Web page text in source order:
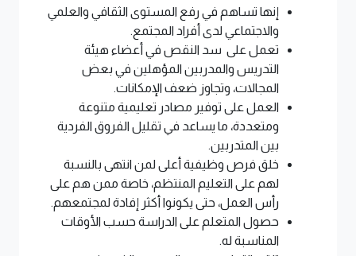
إنها تساهم في رفع المستوى الثقافي والعلمي
والاجتماعي لدى أفراد المجتمع.
تعمل على سد النقص في أعضاء هيئة
التدريس والمدربين المؤهلين في بعض
المجالات، وتجاوز ضعف الإمكانات.
العمل على توفير مصادر تعليمية متنوعة
ومتعددة، ما يساعد في تقليل الفروق الفردية
بين المتدربين.
خلق فرص وظيفية أعلى لمن انتهى بالنسبة
لهم على التعليم المنتظم، خاصة ممن هم على
رأس العمل، حتى يكونوا أكثر إفادة لمجتمعهم.
حصول المتعلم على الدراسة حسب الأوقات
المناسبة له.